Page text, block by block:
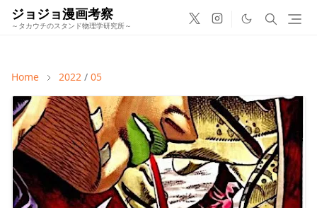
ジョジョ漫画考察
～タカウチのスタンド物理学研究所～
Home 2022 / 05